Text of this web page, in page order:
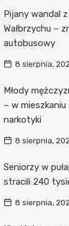
Pijany wandal
Wałbrzychu –
autobusowy
8 sierpnia,
Młody
– w mieszkaniu
narkotyki
8 sierpnia,
Seniorzy w
stracili 240
8 sierpnia,